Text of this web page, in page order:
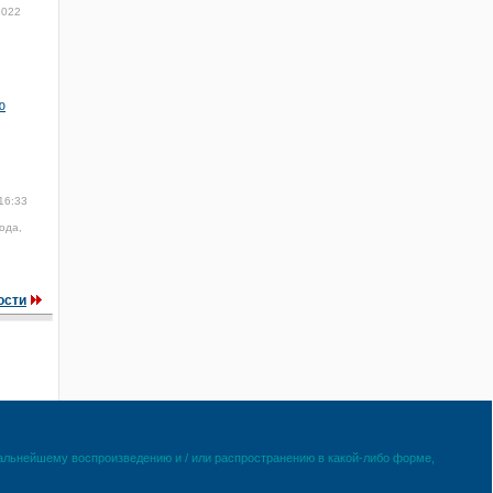
воспроизведению и / или распространению в какой-либо форме,